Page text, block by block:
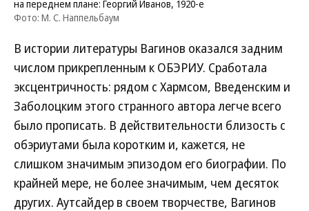
на переднем плане: Георгий Иванов, 1920-е
Фото: М. С. Наппельбаум
В истории литературы Вагинов оказался задним
числом прикрепленным к ОБЭРИУ. Сработала
эксцентричность: рядом с Хармсом, Введенским и
Заболоцким этого странного автора легче всего
было прописать. В действительности близость с
обэриутами была коротким и, кажется, не
слишком значимым эпизодом его биографии. По
крайней мере, не более значимым, чем десяток
других. Аутсайдер в своем творчестве, Вагинов